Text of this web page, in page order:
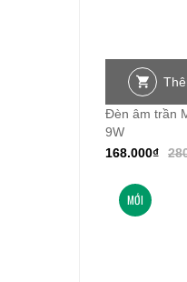
Đèn âm trần
9W
168.000₫
MỚI